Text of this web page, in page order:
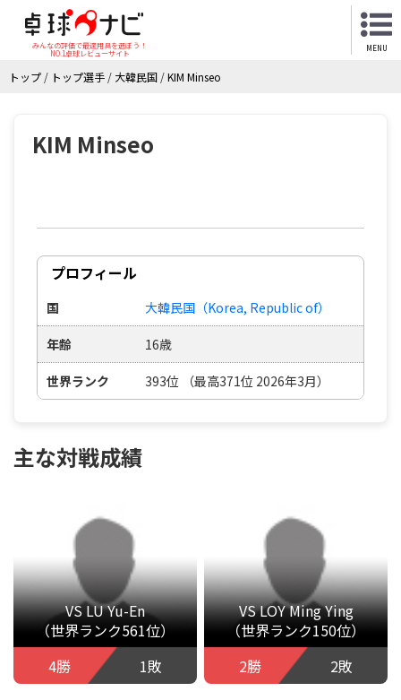
みんなの評価で最適用具を選ぼう！
NO.1卓球レビューサイト
MENU
トップ / トップ選手 / 大韓民国 /KIM Minseo
KIM Minseo
プロフィール
国 大韓民国（Korea, Republic of）
年齢 16歳
世界ランク 393位 （最高371位 2026年3月）
主な対戦成績
VS LU Yu-En
（世界ランク561位）
4勝
1敗
VS LOY Ming Ying
（世界ランク150位）
2勝
2敗